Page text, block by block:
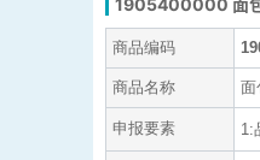
1905400000 面
商品编码
商品名称 面
申报要素 1: